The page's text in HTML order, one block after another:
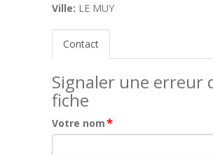
Ville: LE MUY
Contact
Signaler une erreur
fiche
Votre nom*